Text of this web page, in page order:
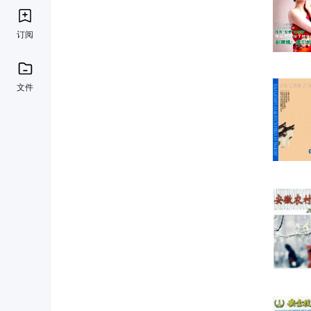
订阅
文件